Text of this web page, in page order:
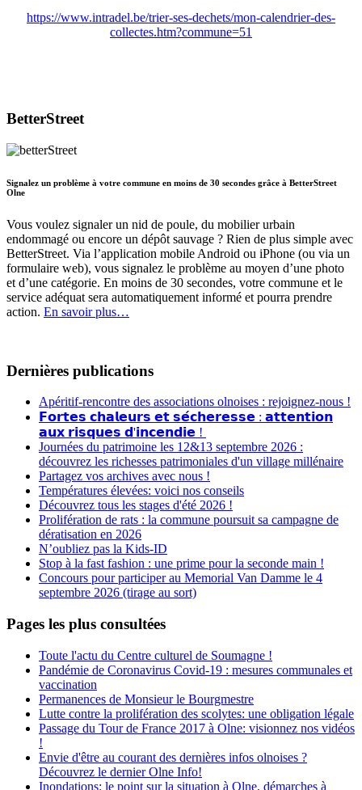
https://www.intradel.be/trier-ses-dechets/mon-calendrier-des-
collectes.htm?commune=51
BetterStreet
Signalez un problème à votre commune en moins de 30 secondes grâce à BetterStreet
Olne
Vous voulez signaler un nid de poule, du mobilier urbain
endommagé ou encore un dépôt sauvage ? Rien de plus simple avec
BetterStreet. Via l’application mobile Android ou iPhone (ou via un
formulaire web), vous signalez le problème au moyen d’une photo
et d’une catégorie. En moins de 30 secondes, votre commune et le
service adéquat sera automatiquement informé et pourra prendre
action. En savoir plus…
Dernières publications
Apéritif-rencontre des associations olnoises : rejoignez-nous !
𝗙𝗼𝗿𝘁𝗲𝘀 𝗰𝗵𝗮𝗹𝗲𝘂𝗿𝘀 𝗲𝘁 𝘀𝗲́𝗰𝗵𝗲𝗿𝗲𝘀𝘀𝗲 : 𝗮𝘁𝘁𝗲𝗻𝘁𝗶𝗼𝗻
𝗮𝘂𝘅 𝗿𝗶𝘀𝗾𝘂𝗲𝘀 𝗱'𝗶𝗻𝗰𝗲𝗻𝗱𝗶𝗲 !
Journées du patrimoine les 12&13 septembre 2026 :
découvrez les richesses patrimoniales d'un village millénaire
Partagez vos archives avec nous !
Températures élevées: voici nos conseils
Découvrez tous les stages d'été 2026 !
Prolifération de rats : la commune poursuit sa campagne de
dératisation en 2026
N’oubliez pas la Kids-ID
Stop à la fast fashion : une prime pour la seconde main !
Concours pour participer au Memorial Van Damme le 4
septembre 2026 (tirage au sort)
Pages les plus consultées
Toute l'actu du Centre culturel de Soumagne !
Pandémie de Coronavirus Covid-19 : mesures communales et
vaccination
Permanences de Monsieur le Bourgmestre
Lutte contre la prolifération des scolytes: une obligation légale
Passage du Tour de France 2017 à Olne: visionnez nos vidéos
!
Envie d'être au courant des dernières infos olnoises ?
Découvrez le dernier Olne Info!
Inondations: le point sur la situation à Olne, démarches à